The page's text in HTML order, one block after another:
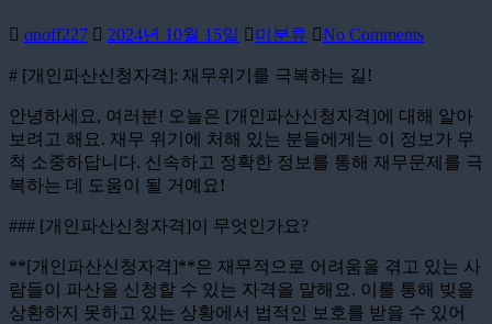
청onoff227 2024년 10월 15일 미분류 No Comments
# [개인파산신청자격]: 재무위기를 극복하는 길!
안녕하세요, 여러분! 오늘은 [개인파산신청자격]에 대해 알아
보려고 해요. 재무 위기에 처해 있는 분들에게는 이 정보가 무
척 소중하답니다. 신속하고 정확한 정보를 통해 재무문제를 극
복하는 데 도움이 될 거예요!
### [개인파산신청자격]이 무엇인가요?
**[개인파산신청자격]**은 재무적으로 어려움을 겪고 있는 사
람들이 파산을 신청할 수 있는 자격을 말해요. 이를 통해 빚을
상환하지 못하고 있는 상황에서 법적인 보호를 받을 수 있어